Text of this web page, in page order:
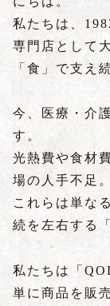
私たちは、
専門店として
「食」で支え
今、医療・介
す。
光熱費や食材
場の人手不足。
これらは単な
続を左右する
私たちは「
単に商品を販